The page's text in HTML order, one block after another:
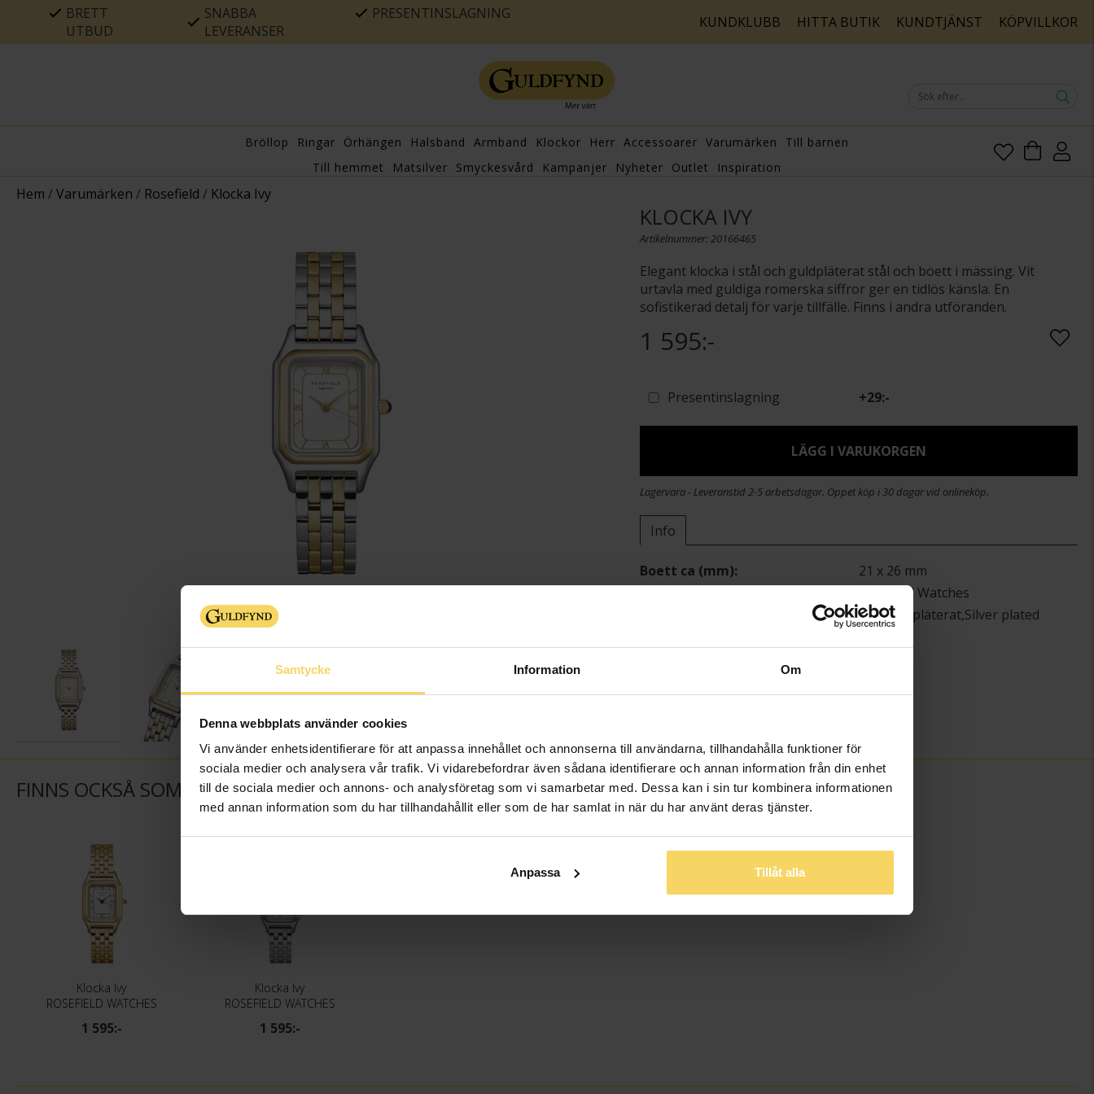
Samtycke Information Om
Denna webbplats använder cookies
Vi använder enhetsidentifierare för att anpassa innehållet och annonserna till användarna, tillhandahålla funktioner för
sociala medier och analysera vår trafik. Vi vidarebefordrar även sådana identifierare och annan information från din enhet
till de sociala medier och annons- och analysföretag som vi samarbetar med. Dessa kan i sin tur kombinera informationen
med annan information som du har tillhandahållit eller som de har samlat in när du har använt deras tjänster.
Anpassa Tillåt alla
BRETT
UTBUD
SNABBA
LEVERANSER
PRESENTINSLAGNING KUNDKLUBB HITTA BUTIK KUNDTJÄNST KÖPVILLKOR
Bröllop Ringar Örhängen Halsband Armband Klockor Herr Accessoarer Varumärken
Till barnen
Till hemmet
Matsilver Smyckesvård Kampanjer Nyheter Outlet Inspiration
Hem /Varumärken / Rosefield / Klocka Ivy
KLOCKA IVY
Artikelnummer: 20166465
Elegant klocka i stål och guldpläterat stål och boett i mässing. Vit
urtavla med guldiga romerska siffror ger en tidlös känsla. En
sofistikerad detalj för varje tillfälle. Finns i andra utföranden.
1 595:-
Presentinslagning +29:-
LÄGG I VARUKORGEN
Lagervara - Leveranstid 2-5 arbetsdagar. Öppet köp i 30 dagar vid onlineköp.
Info
Boett ca (mm)
21 x 26 mm
Rosefield Watches
Stål,Guldpläterat,Silver plated
FINNS OCKSÅ SOM
Klocka Ivy
ROSEFIELD WATCHES
1 595:-
Klocka Ivy
ROSEFIELD WATCHES
1 595:-